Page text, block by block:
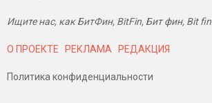
Ищите нас, как БитФин, BitFin, Бит фин, Bit fin
О ПРОЕКТЕ РЕКЛАМА РЕДАКЦИЯ
Политика конфиденциальности